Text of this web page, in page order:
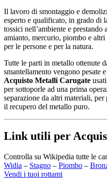
Il lavoro di smontaggio e
esperto e qualificato, in grado di
tossici nell’ambiente e prestando
amianto, mercurio, piombo e
per le persone e per la natura.
Tutte le parti in metallo ottenute
smantellamento vengono pesate
Acquisto Metalli Carugate
per sottoporle ad una prima
separazione da altri materiali,
il recupero del metallo puro.
Link utili per
Controlla su Wikipedia tutte le
Widia – Stagno – Piombo –
Vendi i tuoi rottami